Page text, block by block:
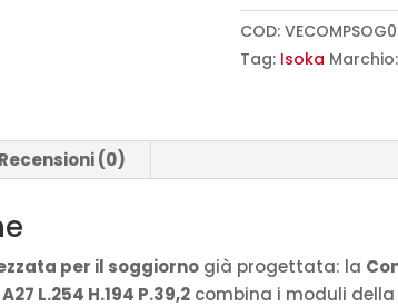
A27
L.254
quantità
COD:
Tag: Isoka Marchio:
Recensioni (0)
per il soggiorno già progettata: la
L.254 H.194 P.39,2 combina i moduli